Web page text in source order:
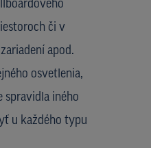
či v
apod.
osvetlenia,
spravidla iného
u každého typu